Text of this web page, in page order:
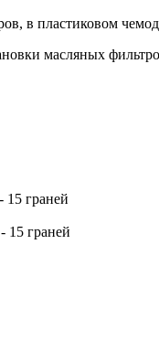
в пластиковом
масляных
граней
15 граней